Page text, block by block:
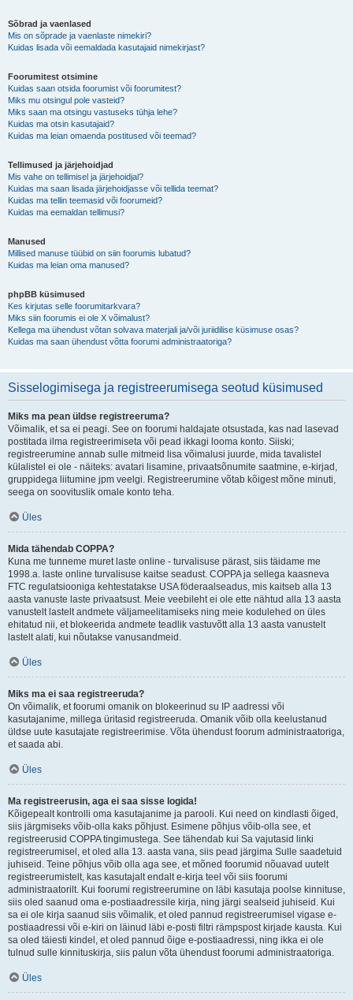
Sõbrad ja vaenlased
Mis on sõprade ja vaenlaste nimekiri?
Kuidas lisada või eemaldada kasutajaid nimekirjast?
Foorumitest otsimine
Kuidas saan otsida foorumist või foorumitest?
Miks mu otsingul pole vasteid?
Miks saan ma otsingu vastuseks tühja lehe?
Kuidas ma otsin kasutajaid?
Kuidas ma leian omaenda postitused või teemad?
Tellimused ja järjehoidjad
Mis vahe on tellimisel ja järjehoidjal?
Kuidas ma saan lisada järjehoidjasse või tellida teemat?
Kuidas ma tellin teemasid või foorumeid?
Kuidas ma eemaldan tellimusi?
Manused
Millised manuse tüübid on siin foorumis lubatud?
Kuidas ma leian oma manused?
phpBB küsimused
Kes kirjutas selle foorumitarkvara?
Miks siin foorumis ei ole X võimalust?
Kellega ma ühendust võtan solvava materjali ja/või juriidilise küsimuse osas?
Kuidas ma saan ühendust võtta foorumi administraatoriga?
Sisselogimisega ja registreerumisega seotud küsimused
Miks ma pean üldse registreeruma?
Võimalik, et sa ei peagi. See on foorumi haldajate otsustada, kas nad lasevad
postitada ilma registreerimiseta või pead ikkagi looma konto. Siiski;
registreerumine annab sulle mitmeid lisa võimalusi juurde, mida tavalistel
külalistel ei ole - näiteks: avatari lisamine, privaatsõnumite saatmine, e-kirjad,
gruppidega liitumine jpm veelgi. Registreerumine võtab kõigest mõne minuti,
seega on soovituslik omale konto teha.
Üles
Mida tähendab COPPA?
Kuna me tunneme muret laste online - turvalisuse pärast, siis täidame me
1998.a. laste online turvalisuse kaitse seadust. COPPA ja sellega kaasneva
FTC regulatsiooniga kehtestatakse USA föderaalseadus, mis kaitseb alla 13
aasta vanuste laste privaatsust. Meie veebileht ei ole ette nähtud alla 13 aasta
vanustelt lastelt andmete väljameelitamiseks ning meie kodulehed on üles
ehitatud nii, et blokeerida andmete teadlik vastuvõtt alla 13 aasta vanustelt
lastelt alati, kui nõutakse vanusandmeid.
Üles
Miks ma ei saa registreeruda?
On võimalik, et foorumi omanik on blokeerinud su IP aadressi või
kasutajanime, millega üritasid registreeruda. Omanik võib olla keelustanud
üldse uute kasutajate registreerimise. Võta ühendust foorum administraatoriga,
et saada abi.
Üles
Ma registreerusin, aga ei saa sisse logida!
Kõigepealt kontrolli oma kasutajanime ja parooli. Kui need on kindlasti õiged,
siis järgmiseks võib-olla kaks põhjust. Esimene põhjus võib-olla see, et
registreerusid COPPA tingimustega. See tähendab kui Sa vajutasid linki
registreerumisel, et oled alla 13. aasta vana, siis pead järgima Sulle saadetuid
juhiseid. Teine põhjus võib olla aga see, et mõned foorumid nõuavad uutelt
registreerumistelt, kas kasutajalt endalt e-kirja teel või siis foorumi
administraatorilt. Kui foorumi registreerumine on läbi kasutaja poolse kinnituse,
siis oled saanud oma e-postiaadressile kirja, ning järgi sealseid juhiseid. Kui
sa ei ole kirja saanud siis võimalik, et oled pannud registreerumisel vigase e-
postiaadressi või e-kiri on läinud läbi e-posti filtri rämpspost kirjade kausta. Kui
sa oled täiesti kindel, et oled pannud õige e-postiaadressi, ning ikka ei ole
tulnud sulle kinnituskirja, siis palun võta ühendust foorumi administraatoriga.
Üles